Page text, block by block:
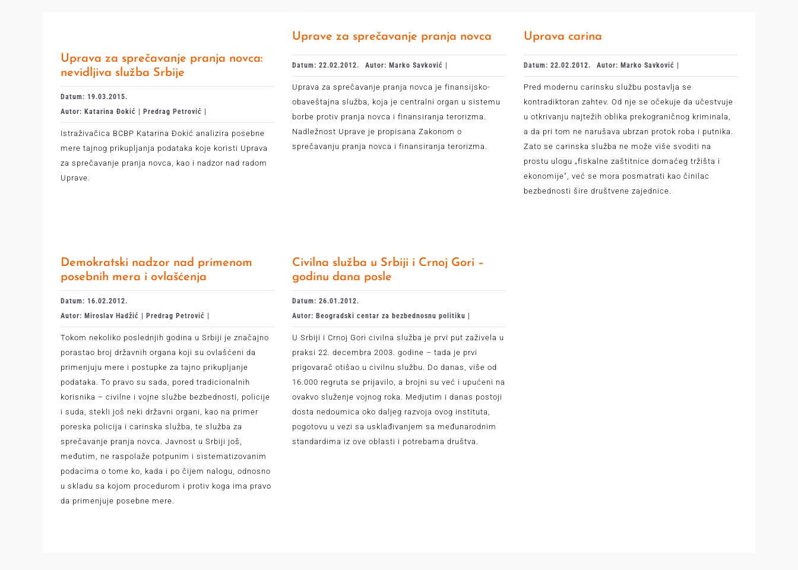
Uprava za sprečavanje pranja novca:
nevidljiva služba Srbije
Datum: 19.03.2015.
Autor: Katarina Đokić | Predrag Petrović |
Istraživačica BCBP Katarina Đokić analizira posebne
mere tajnog prikupljanja podataka koje koristi Uprava
za sprečavanje pranja novca, kao i nadzor nad radom
Uprave.
Uprave za sprečavanje pranja novca
Datum: 22.02.2012. Autor: Marko Savković |
Uprava za sprečavanje pranja novca je finansijsko-
obaveštajna služba, koja je centralni organ u sistemu
borbe protiv pranja novca i finansiranja terorizma.
Nadležnost Uprave je propisana Zakonom o
sprečavanju pranja novca i finansiranja terorizma.
Uprava carina
Datum: 22.02.2012. Autor: Marko Savković |
Pred modernu carinsku službu postavlja se
kontradiktoran zahtev. Od nje se očekuje da učestvuje
u otkrivanju najtežih oblika prekograničnog kriminala,
a da pri tom ne narušava ubrzan protok roba i putnika.
Zato se carinska služba ne može više svoditi na
prostu ulogu „fiskalne zaštitnice domaćeg tržišta i
ekonomije", već se mora posmatrati kao činilac
bezbednosti šire društvene zajednice.
Demokratski nadzor nad primenom
posebnih mera i ovlašćenja
Datum: 16.02.2012.
Autor: Miroslav Hadžić | Predrag Petrović |
Tokom nekoliko poslednjih godina u Srbiji je značajno
porastao broj državnih organa koji su ovlašćeni da
primenjuju mere i postupke za tajno prikupljanje
podataka. To pravo su sada, pored tradicionalnih
korisnika – civilne i vojne službe bezbednosti, policije
i suda, stekli još neki državni organi, kao na primer
poreska policija i carinska služba, te služba za
sprečavanje pranja novca. Javnost u Srbiji još,
međutim, ne raspolaže potpunim i sistematizovanim
podacima o tome ko, kada i po čijem nalogu, odnosno
u skladu sa kojom procedurom i protiv koga ima pravo
da primenjuje posebne mere.
Civilna služba u Srbiji i Crnoj Gori –
godinu dana posle
Datum: 26.01.2012.
Autor: Beogradski centar za bezbednosnu politiku |
U Srbiji i Crnoj Gori civilna služba je prvi put zaživela u
praksi 22. decembra 2003. godine – tada je prvi
prigovarač otišao u civilnu službu. Do danas, više od
16.000 regruta se prijavilo, a brojni su već i upućeni na
ovakvo služenje vojnog roka. Medjutim i danas postoji
dosta nedoumica oko daljeg razvoja ovog instituta,
pogotovu u vezi sa usklađivanjem sa međunarodnim
standardima iz ove oblasti i potrebama društva.